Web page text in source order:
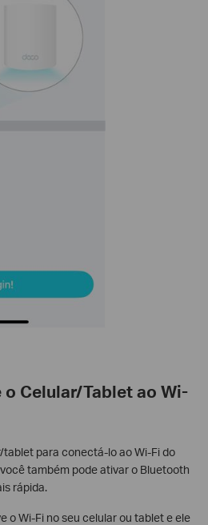
o Celular/Tablet ao Wi-
tablet para conectá-lo ao Wi-Fi do
também pode ativar o Bluetooth
rápida.
o Wi-Fi no seu celular ou tablet e ele